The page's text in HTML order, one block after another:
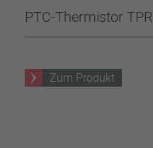
PTC-Thermistor TPR
Zum Produkt